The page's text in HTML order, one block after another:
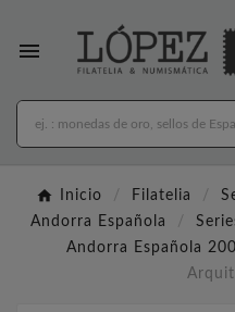

Inicio Filatelia
Andorra Española
Andorra Española